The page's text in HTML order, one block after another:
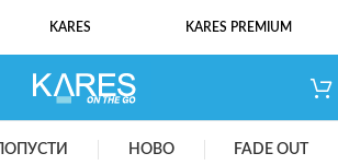
KARES KARES PREMIUM
ПОПУСТИ НОВО FADE OUT